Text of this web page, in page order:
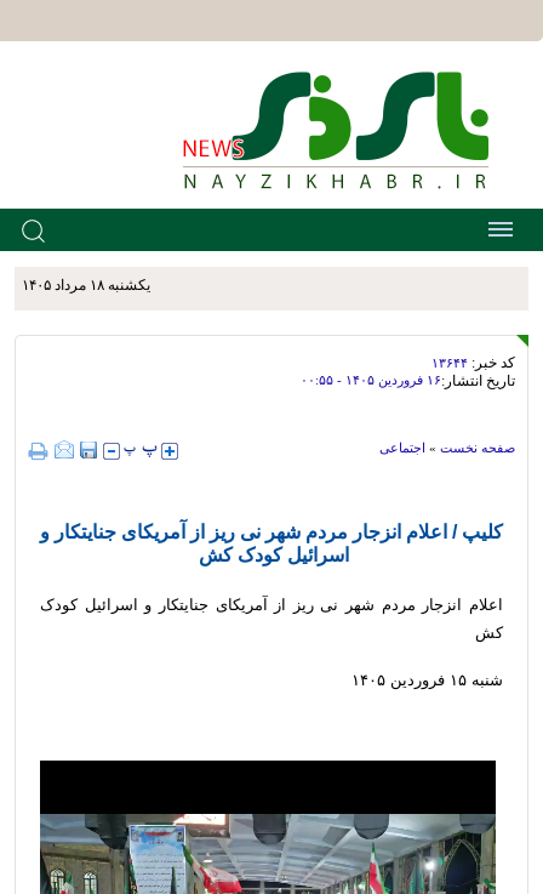
يکشنبه ۱۸ مرداد ۱۴۰۵
کد خبر: ۱۳۶۴۴
تاریخ انتشار:۱۶ فروردين ۱۴۰۵ - ۰۰:۵۵
صفحه نخست » اجتماعی
کلیپ / اعلام انزجار مردم شهر نی ریز از آمریکای جنایتکار و
اسرائیل کودک کش
اعلام انزجار مردم شهر نی ریز از آمریکای جنایتکار و اسرائیل کودک
کش
شنبه ۱۵ فروردین ۱۴۰۵